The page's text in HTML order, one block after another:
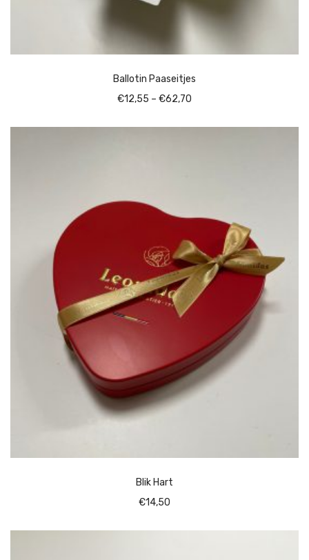
Ballotin Paaseitjes
€12,55 – €62,70
€12,55
Blik Hart
€14,50